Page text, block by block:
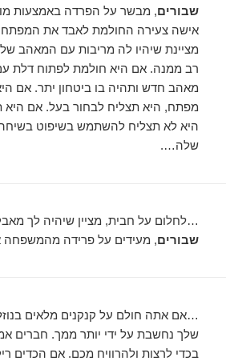
שבורים, מבשר על הפרדה באמצעות
אישה צעירה החולמת לאבד את המפתח
מציינת שיהיו לה מריבות עם המאהב
רב ממנה. אם היא חולמת לפתוח דלת
מאהב חדש ותהיה בו ביטחון יתר. אם
מפתח, היא תצליח לבחור בעל. אם
היא לא תצליח להשתמש בשיפוט בשיחה
שלה….
…לחלום על חבית, מציין שיהיה לך מאבק
שבורים, מעידים על פרידה
…אם אתה חולם על קנקנים מלאים
שלך נחשבת על ידי יותר ממך. חברים
בכדי לרצות ולהרוויח מכם. אם הכדים